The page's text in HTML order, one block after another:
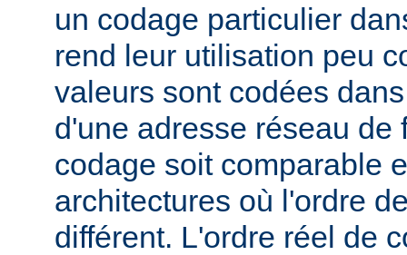
un codage particulier
rend leur utilisation peu
valeurs sont codées
d'une adresse réseau de
codage soit comparable
architectures où l'ordre
différent. L'ordre réel de